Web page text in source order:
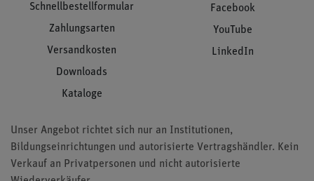
Schnellbestellformular
Zahlungsarten
Versandkosten
Downloads
Kataloge
Facebook
YouTube
LinkedIn
Unser Angebot richtet sich nur an Institutionen,
Bildungseinrichtungen und autorisierte Vertragshändler. Kein
Verkauf an Privatpersonen und nicht autorisierte